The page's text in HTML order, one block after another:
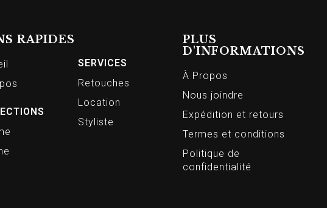
RAPIDES
SERVICES
Retouches
Location
Styliste
PLUS
D'INFORMATIONS
À Propos
Nous joindre
Expédition et retours
Termes et conditions
Politique de
confidentialité